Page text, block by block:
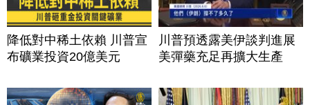
降低對中稀土依賴 川普宣
布礦業投資20億美元
川普預透露美伊談判進展
美彈藥充足再擴大生產